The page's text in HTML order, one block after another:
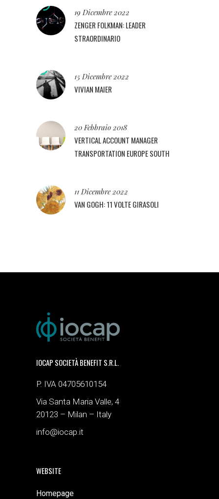
19 Dicembre 2022
ZENGER FOLKMAN: LEADER
STRAORDINARIO
15 Dicembre 2022
VIVIAN MAIER
20 Febbraio 2018
VERTICAL ACCOUNT MANAGER
TRANSPORTATION EUROPE SOUTH
11 Dicembre 2022
VAN GOGH: 11 VOLTE GIRASOLI
IOCAP SOCIETÀ BENEFIT S.R.L.
P. IVA 04705610154
Via Santa Maria Valle, 4
20123 – Milan – Italy
info@iocap.it
WEBSITE
Homepage